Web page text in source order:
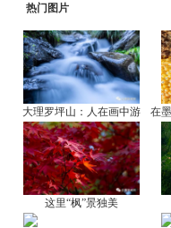
热门图片
大理罗坪山：人在画中游
这里“枫”景独美